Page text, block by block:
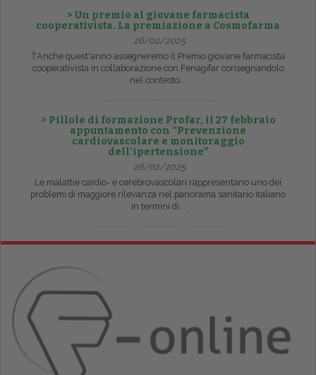
> Un premio al giovane farmacista
cooperativista. La premiazione a Cosmofarma
26/02/2025
ŤAnche quest'anno assegneremo il Premio giovane farmacista
cooperativista in collaborazione con Fenagifar consegnandolo
nel contesto...
> Pillole di formazione Profar, il 27 febbraio
appuntamento con “Prevenzione
cardiovascolare e monitoraggio
dell’ipertensione”
26/02/2025
Le malattie cardio- e cerebrovascolari rappresentano uno dei
problemi di maggiore rilevanza nel panorama sanitario italiano
in termini di...